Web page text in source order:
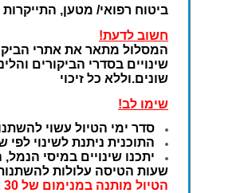
ביטוח רפואי/ מטען,
חשוב לדעת!
המסלול מתאר את אתרי
שינויים בסדרי הביקורים
שונים.וללא כל זיכוי
שימו לב!
סדר ימי הטיול עשוי
התוכנית ניתנת לשינוי
יתכנו שינויים במיסי
שעות הטיסה עלולות
הטיול מותנה במנימום של 30